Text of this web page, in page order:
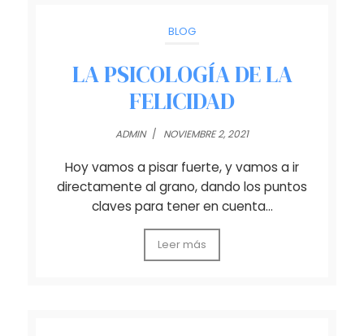
BLOG
LA PSICOLOGÍA DE LA
FELICIDAD
ADMIN / NOVIEMBRE 2, 2021
Hoy vamos a pisar fuerte, y vamos a ir
directamente al grano, dando los puntos
claves para tener en cuenta…
Leer más